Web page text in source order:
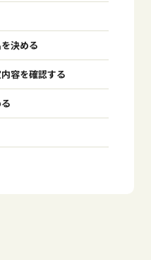
決める
容を確認する